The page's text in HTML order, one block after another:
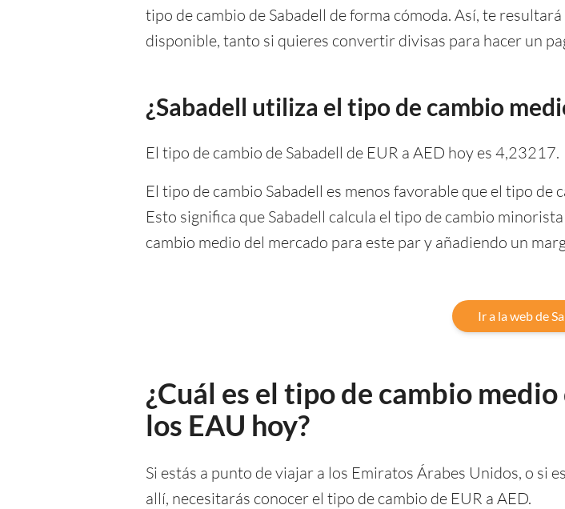
tipo de cambio de Sabadell de forma cómoda. Así, te
disponible, tanto si quieres convertir divisas para hacer un
¿Sabadell utiliza el tipo de cambio
El tipo de cambio de Sabadell de EUR a AED hoy es 4,23217.
El tipo de cambio Sabadell es menos favorable que el tipo
Esto significa que Sabadell calcula el tipo de cambio
cambio medio del mercado para este par y añadiendo un
Ir a la web de
¿Cuál es el tipo de cambio
los EAU hoy?
Si estás a punto de viajar a los Emiratos Árabes Unidos, o si
allí, necesitarás conocer el tipo de cambio de EUR a AED.